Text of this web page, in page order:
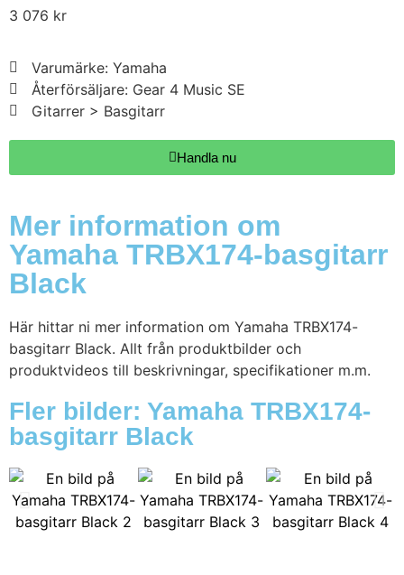
3 076 kr
Varumärke: Yamaha
Återförsäljare: Gear 4 Music SE
Gitarrer > Basgitarr
Handla nu
Mer information om
Yamaha TRBX174-basgitarr
Black
Här hittar ni mer information om Yamaha TRBX174-
basgitarr Black. Allt från produktbilder och
produktvideos till beskrivningar, specifikationer m.m.
Fler bilder: Yamaha TRBX174-
basgitarr Black